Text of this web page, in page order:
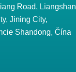
Road, Liangshan
Jining City,
Shandong, Čína